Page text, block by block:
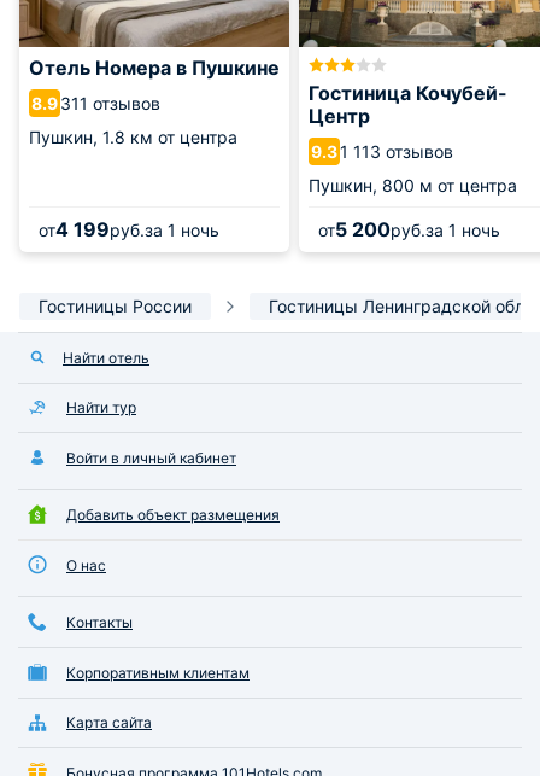
Отель Номера в Пушкине
8.9311 отзывов
Пушкин, 1.8 км от центра
от4 199руб.за 1 ночь
Гостиница Кочубей-
Центр
9.31 113 отзывов
Пушкин, 800 м от центра
от5 200руб.за 1 ночь
Гостиницы России Гостиницы Ленинградской
Найти отель
Найти тур
Войти в личный кабинет
Добавить объект размещения
О нас
Контакты
Корпоративным клиентам
Карта сайта